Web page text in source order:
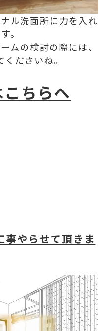
ル洗面所に力を入れ
。
ムの検討の際には、
ださいね。
ちらへ
事やらせて頂きま